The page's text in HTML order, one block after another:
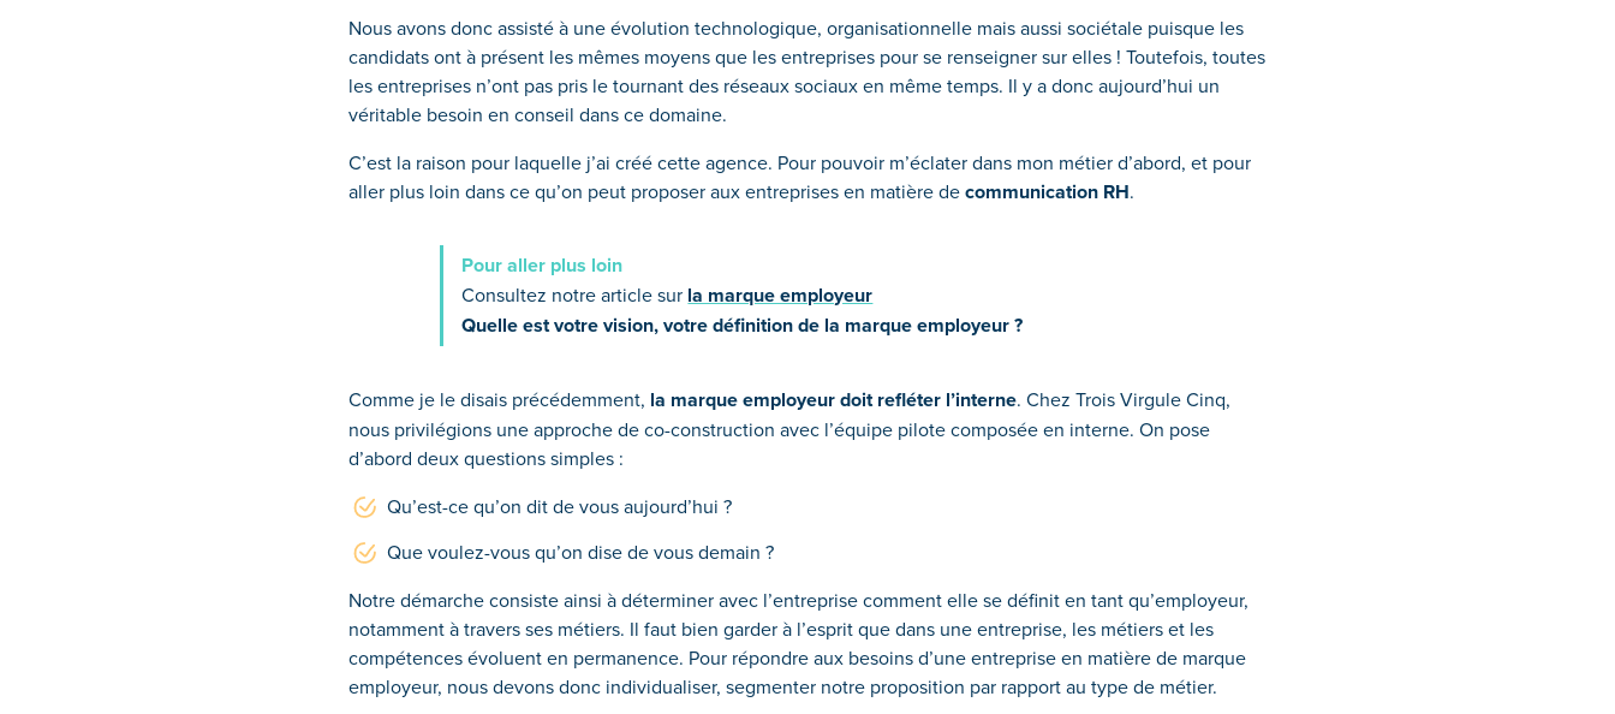
Nous avons donc assisté à une évolution technologique, organisationnelle mais aussi sociétale puisque les
candidats ont à présent les mêmes moyens que les entreprises pour se renseigner sur elles ! Toutefois, toutes
les entreprises n’ont pas pris le tournant des réseaux sociaux en même temps. Il y a donc aujourd’hui un
véritable besoin en conseil dans ce domaine.
C’est la raison pour laquelle j’ai créé cette agence. Pour pouvoir m’éclater dans mon métier d’abord, et pour
aller plus loin dans ce qu’on peut proposer aux entreprises en matière decommunication RH.
Pour aller plus loin
Consultez notre article sur la marque employeur
Quelle est votre vision, votre définition de la marque employeur ?
Comme je le disais précédemment, la marque employeur doit refléter l’interne. Chez Trois Virgule Cinq,
nous privilégions une approche de co-construction avec l’équipe pilote composée en interne. On pose
d’abord deux questions simples :
Qu’est-ce qu’on dit de vous aujourd’hui ?
Que voulez-vous qu’on dise de vous demain ?
Notre démarche consiste ainsi à déterminer avec l’entreprise comment elle se définit en tant qu’employeur,
notamment à travers ses métiers. Il faut bien garder à l’esprit que dans une entreprise, les métiers et les
compétences évoluent en permanence. Pour répondre aux besoins d’une entreprise en matière de marque
employeur, nous devons donc individualiser, segmenter notre proposition par rapport au type de métier.